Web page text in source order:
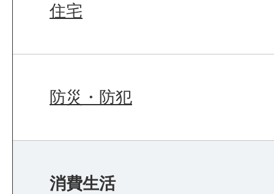
住宅
防災・防犯
消費生活